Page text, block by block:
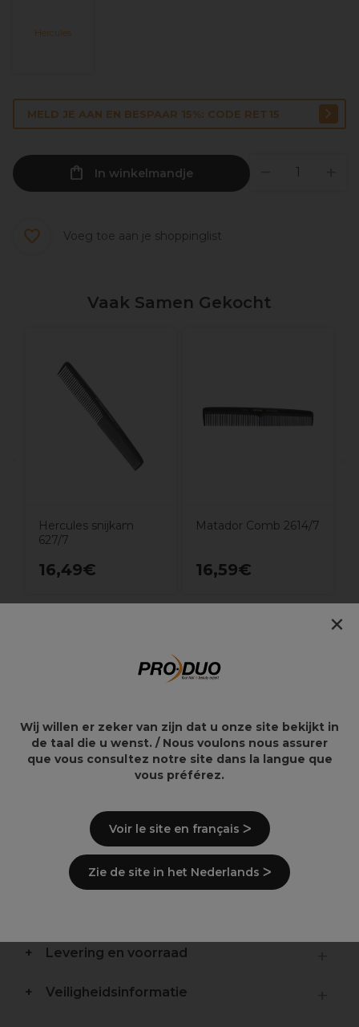
Hercules
MELD JE AAN EN BESPAAR 15%: CODE RET15
In winkelmandje
Voeg toe aan je shoppinglist
Vaak Samen Gekocht
Hercules snijkam
627/7
16,49€
Matador Comb 2614/7
16,59€
Rubber
Eboniet
Flexibel
Twee soorten tanden
Beschrijving
Gebruiksaanwijzingen
Levering en voorraad
Veiligheidsinformatie
Wij willen er zeker van zijn dat u onze site bekijkt in
de taal die u wenst. / Nous voulons nous assurer
que vous consultez notre site dans la langue que
vous préférez.
Voir le site en français ᐳ
Zie de site in het Nederlands ᐳ
×